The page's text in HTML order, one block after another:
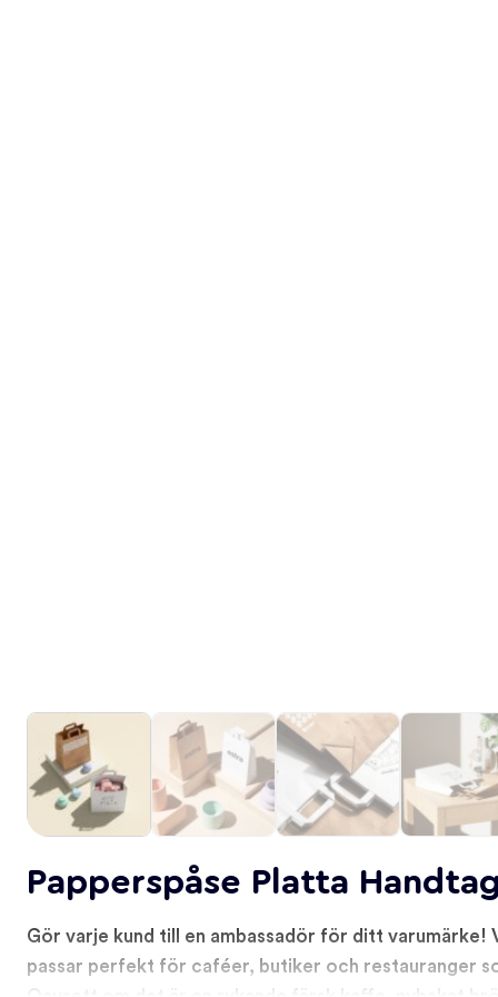
Papperspåse Platta
Gör varje kund till en ambassadör för ditt varumärke!
passar perfekt för caféer, butiker och restauranger